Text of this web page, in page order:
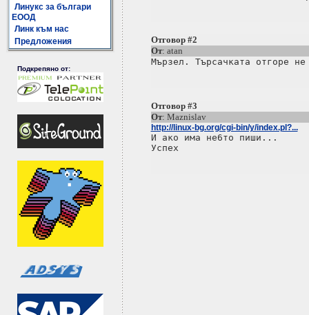
Линукс за българи
ЕООД
Линк към нас
Предложения
Подкрепяно от:
Отговор #2
От: atan
Отговор #3
От: Maznislav
http://linux-bg.org/cgi-bin/y/index.pl?...
И ако има не6то пиши...